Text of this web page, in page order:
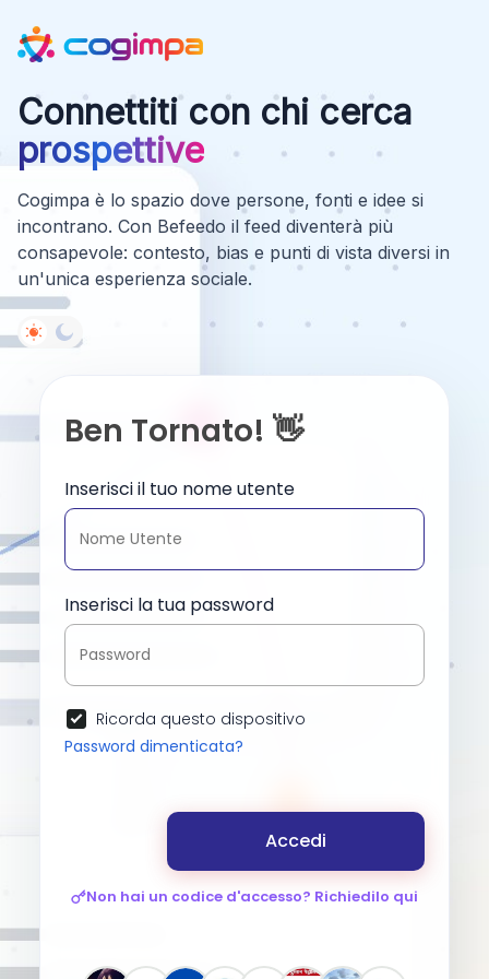
Connettiti con chi cerca
prospettive
Cogimpa è lo spazio dove persone, fonti e idee si
incontrano. Con Befeedo il feed diventerà più
consapevole: contesto, bias e punti di vista diversi in
un'unica esperienza sociale.
Ben Tornato! 👋
Inserisci il tuo nome utente
Inserisci la tua password
Ricorda questo dispositivo
Password dimenticata?
Accedi
Non hai un codice d'accesso? Richiedilo qui